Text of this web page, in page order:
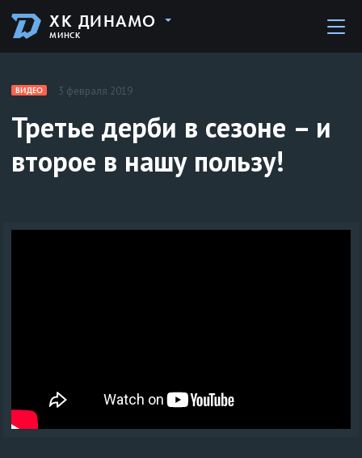
ХК ДИНАМО
МИНСК
ВИДЕО 3 февраля 2019
Третье дерби в сезоне – и
второе в нашу пользу!